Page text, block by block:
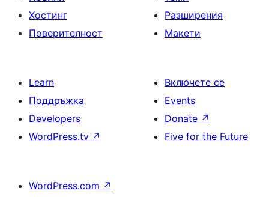
Хостинг
Поверителност
Разширения
Макети
Learn
Поддръжка
Developers
WordPress.tv ↗
Включете се
Events
Donate ↗
Five for the Future
WordPress.com ↗